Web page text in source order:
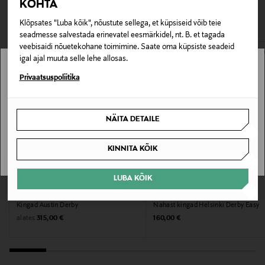
KOHTA
Klõpsates "Luba kõik", nõustute sellega, et küpsiseid võib teie
seadmesse salvestada erinevatel eesmärkidel, nt. B. et tagada
veebisaidi nõuetekohane toimimine. Saate oma küpsiste seadeid
igal ajal muuta selle lehe allosas.
Privaatsuspoliitika
NÄITA DETAILE
KINNITA KÕIK
LUBA KÕIK
LOE LISAKS
Materjal
100% nahk
Hooldusjuhendid
materjalile sobivaid hooldusvahendeid. Kaitske
niiskuse ja mustuse eest sobivate hoolduspihustitega.
Tootjamaa
RUMEENIA
Valmistaja tootenumber
0,00 € – 4,90 €
VAATASID KA
Kingad Austin Derby
alates Original Price
315,00 €
Nahast kingad Helsinki Derby Easy
Original Price
160,00 €
Stockmann pole Sinu riigis saadaval.
SAAN ARU